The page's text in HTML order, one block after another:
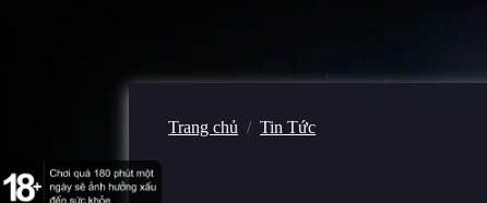
Trang chủ Tin Tức